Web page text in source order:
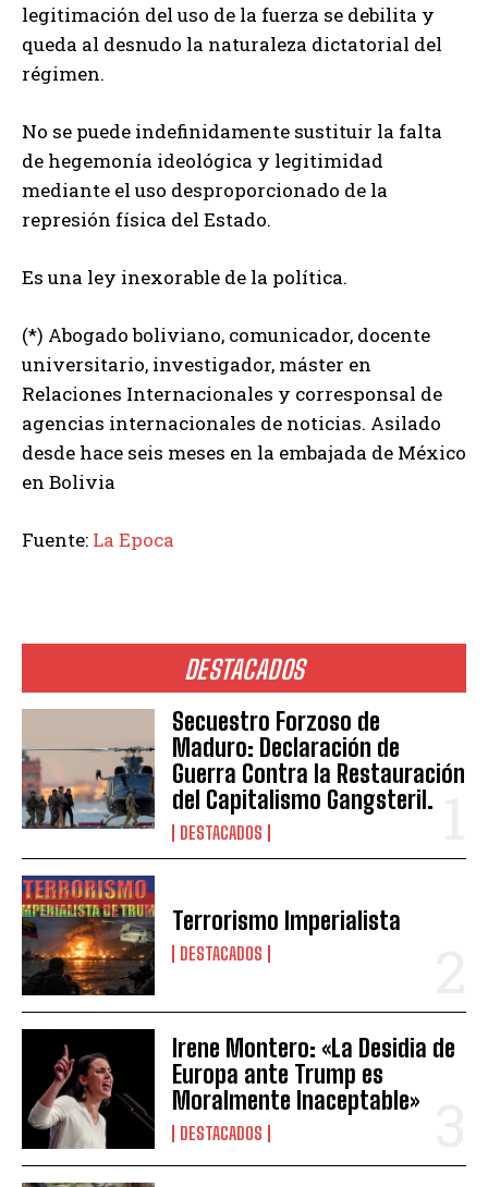
DESTACADOS
Secuestro Forzoso de
Maduro: Declaración de
Guerra Contra la Restauración
del Capitalismo Gangsteril.
DESTACADOS
Terrorismo Imperialista
DESTACADOS
Irene Montero: «La Desidia de
Europa ante Trump es
Moralmente Inaceptable»
DESTACADOS
legitimación del uso de la fuerza se debilita y
queda al desnudo la naturaleza dictatorial del
régimen.
No se puede indefinidamente sustituir la falta
de hegemonía ideológica y legitimidad
mediante el uso desproporcionado de la
represión física del Estado.
Es una ley inexorable de la política.
(*) Abogado boliviano, comunicador, docente
universitario, investigador, máster en
Relaciones Internacionales y corresponsal de
agencias internacionales de noticias. Asilado
desde hace seis meses en la embajada de México
en Bolivia
Fuente: La Epoca